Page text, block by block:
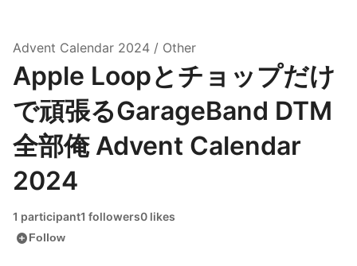
Advent Calendar 2024 / Other
Apple Loopとチョップだけ
で頑張るGarageBand DTM
全部俺 Advent Calendar
2024
1 participant1 followers0 likes
add_circleFollow